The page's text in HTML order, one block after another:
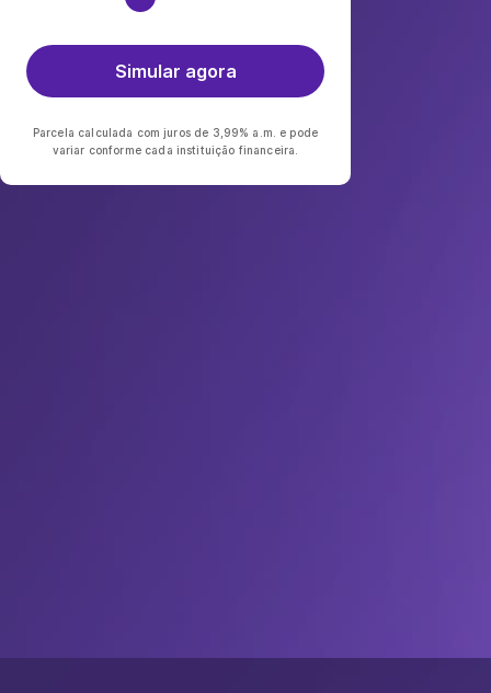
Simular agora
Parcela calculada com juros de 3,99% a.m. e pode
variar conforme cada instituição financeira.